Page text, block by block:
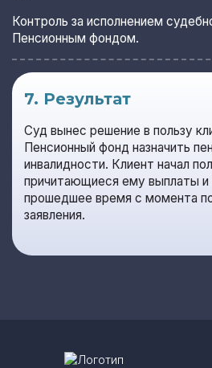
Контроль за исполнением
Пенсионным фондом.
7. Результат
Суд вынес решение в пользу
Пенсионный фонд назначить
инвалидности. Клиент начал
причитающиеся ему выплаты и
прошедшее время с момента
заявления.